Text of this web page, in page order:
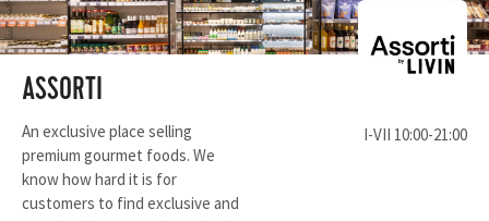
ASSORTI
An exclusive place selling
premium gourmet foods. We
know how hard it is for
customers to find exclusive and
I-VII 10:00-21:00